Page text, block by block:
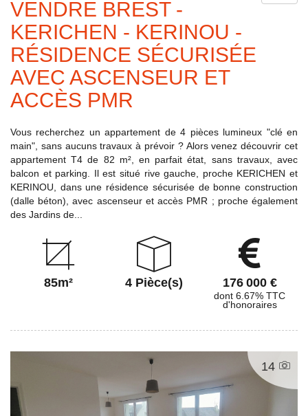
VENDRE BREST -
KERICHEN - KERINOU -
RÉSIDENCE SÉCURISÉE
AVEC ASCENSEUR ET
ACCÈS PMR
Vous recherchez un appartement de 4 pièces lumineux "clé en
main", sans aucuns travaux à prévoir ? Alors venez découvrir cet
appartement T4 de 82 m², en parfait état, sans travaux, avec
balcon et parking. Il est situé rive gauche, proche KERICHEN et
KERINOU, dans une résidence sécurisée de bonne construction
(dalle béton), avec ascenseur et accès PMR ; proche également
des Jardins de...
85m² 4 Pièce(s) 176 000 €
dont 6.67% TTC
d'honoraires
14